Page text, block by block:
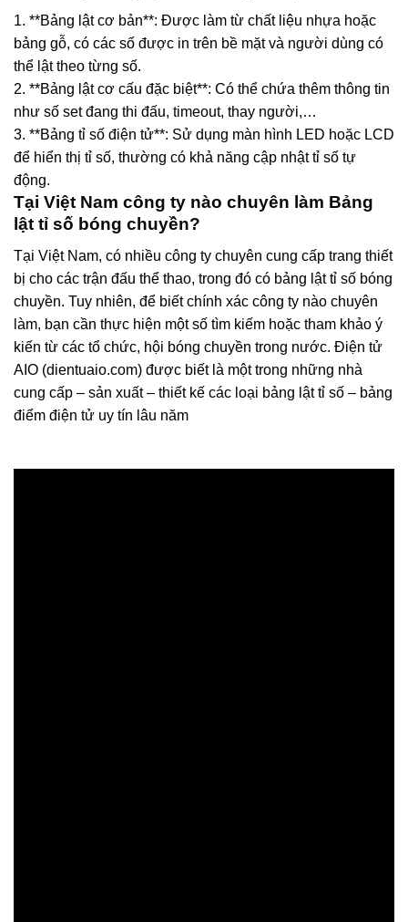
1. **Bảng lật cơ bản**: Được làm từ chất liệu nhựa hoặc
bảng gỗ, có các số được in trên bề mặt và người dùng có
thể lật theo từng số.
2. **Bảng lật cơ cấu đặc biệt**: Có thể chứa thêm thông tin
như số set đang thi đấu, timeout, thay người,…
3. **Bảng tỉ số điện tử**: Sử dụng màn hình LED hoặc LCD
để hiển thị tỉ số, thường có khả năng cập nhật tỉ số tự
động.
Tại Việt Nam công ty nào chuyên làm Bảng
lật tỉ số bóng chuyền?
Tại Việt Nam, có nhiều công ty chuyên cung cấp trang thiết
bị cho các trận đấu thể thao, trong đó có bảng lật tỉ số bóng
chuyền. Tuy nhiên, để biết chính xác công ty nào chuyên
làm, bạn cần thực hiện một số tìm kiếm hoặc tham khảo ý
kiến từ các tổ chức, hội bóng chuyền trong nước. Điện tử
AIO (dientuaio.com) được biết là một trong những nhà
cung cấp – sản xuất – thiết kế các loại bảng lật tỉ số – bảng
điểm điện tử uy tín lâu năm